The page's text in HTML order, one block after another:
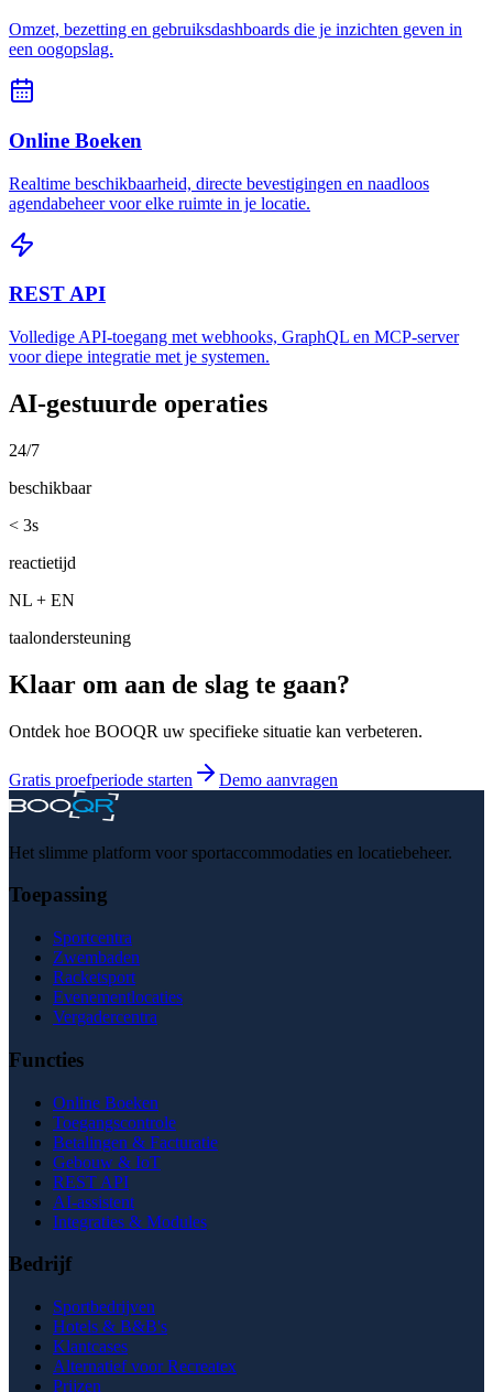
Omzet, bezetting en gebruiksdashboards die je inzichten geven in
een oogopslag.
Online Boeken
Realtime beschikbaarheid, directe bevestigingen en naadloos
agendabeheer voor elke ruimte in je locatie.
REST API
Volledige API-toegang met webhooks, GraphQL en MCP-server
voor diepe integratie met je systemen.
AI-gestuurde operaties
24/7
beschikbaar
< 3s
reactietijd
NL + EN
taalondersteuning
Klaar om aan de slag te gaan?
Ontdek hoe BOOQR uw specifieke situatie kan verbeteren.
Gratis proefperiode starten Demo aanvragen
Het slimme platform voor sportaccommodaties en locatiebeheer.
Toepassing
Sportcentra
Zwembaden
Racketsport
Evenementlocaties
Vergadercentra
Functies
Online Boeken
Toegangscontrole
Betalingen & Facturatie
Gebouw & IoT
REST API
AI-assistent
Integraties & Modules
Bedrijf
Sportbedrijven
Hotels & B&B's
Klantcases
Alternatief voor Recreatex
Prijzen